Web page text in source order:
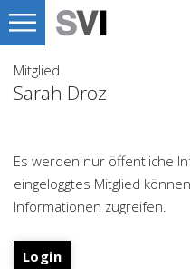
Mitglied
Sarah Droz
Es werden nur öffentliche
eingeloggtes Mitglied
Informationen zugreifen.
Login